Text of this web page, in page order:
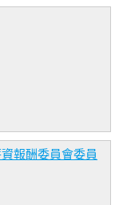
報酬委員會委員